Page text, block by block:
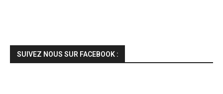
SUIVEZ NOUS SUR FACEBOOK :